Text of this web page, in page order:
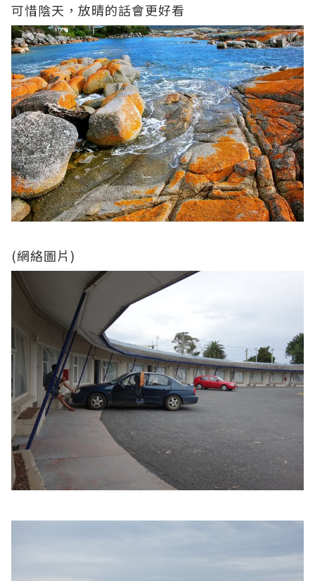
可惜陰天，放晴的話會更好看
(網絡圖片)